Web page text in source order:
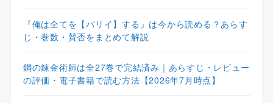
『俺は全てを【パリイ】する』は今から読める？あらす
じ・巻数・賛否をまとめて解説
鋼の錬金術師は全27巻で完結済み｜あらすじ・レビュー
の評価・電子書籍で読む方法【2026年7月時点】